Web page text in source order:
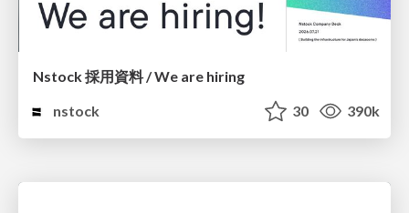
Nstock 採用資料 / We are hiring
nstock
30 390k